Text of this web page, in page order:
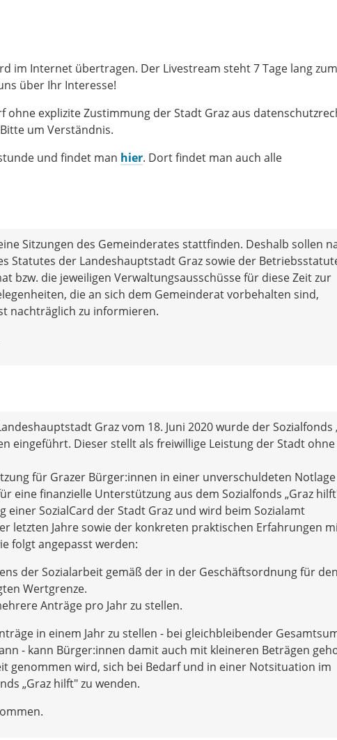
im Internet übertragen. Der Livestream steht 7 Tage lang zum
über Ihr Interesse!
ohne explizite Zustimmung der Stadt Graz aus
um Verständnis.
und findet man hier. Dort findet man auch alle
Sitzungen des Gemeinderates stattfinden. Deshalb sollen
Statutes der Landeshauptstadt Graz sowie der
bzw. die jeweiligen Verwaltungsausschüsse für diese Zeit zur
die an sich dem Gemeinderat vorbehalten sind,
nachträglich zu informieren.
Graz vom 18. Juni 2020 wurde der Sozialfonds
eingeführt. Dieser stellt als freiwillige Leistung der Stadt ohne
für Grazer Bürger:innen in einer unverschuldeten
eine finanzielle Unterstützung aus dem Sozialfonds „Graz
einer SozialCard der Stadt Graz und wird beim Sozialamt
letzten Jahre sowie der konkreten praktischen Erfahrungen
folgt angepasst werden:
der Sozialarbeit gemäß der in der Geschäftsordnung für den
Wertgrenze.
Anträge pro Jahr zu stellen.
in einem Jahr zu stellen - bei gleichbleibender
- kann Bürger:innen damit auch mit kleineren Beträgen
genommen wird, sich bei Bedarf und in einer Notsituation im
„Graz hilft" zu wenden.